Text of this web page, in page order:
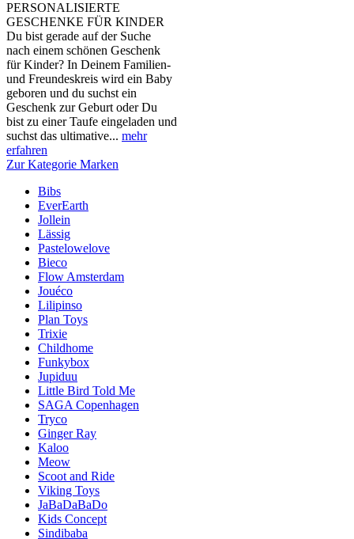
PERSONALISIERTE
GESCHENKE FÜR KINDER
Du bist gerade auf der Suche
nach einem schönen Geschenk
für Kinder? In Deinem Familien-
und Freundeskreis wird ein Baby
geboren und du suchst ein
Geschenk zur Geburt oder Du
bist zu einer Taufe eingeladen und
suchst das ultimative... mehr
erfahren
Zur Kategorie Marken
Bibs
EverEarth
Jollein
Lässig
Pastelowelove
Bieco
Flow Amsterdam
Jouéco
Lilipinso
Plan Toys
Trixie
Childhome
Funkybox
Jupiduu
Little Bird Told Me
SAGA Copenhagen
Tryco
Ginger Ray
Kaloo
Meow
Scoot and Ride
Viking Toys
JaBaDaBaDo
Kids Concept
Sindibaba